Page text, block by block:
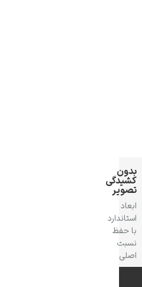
بدون
کشیدگی
تصویر
ابعاد
استاندارد
با حفظ
نسبت
اصلی